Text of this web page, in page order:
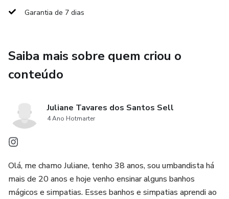
alcançar seus objetivos, seja prosperidade, harmonia no
🌿 Por que este e-book é para você?
Vivemos em um mundo repleto de energias, e muitas
desanimados. Este material foi criado para ajudar você a
restaurar o bem-estar, cultivar intenções positivas e criar
uma conexão mais profunda com sua espiritualidade.
🌟 Destaques do e-book:
Conteúdo prático e fácil de aplicar.
Garantia de 7 dias
Saiba mais sobre quem criou o
conteúdo
Juliane Tavares dos Santos Sell
4 Ano Hotmarter
Olá, me chamo Juliane, tenho 38 anos, sou umbandista há
mais de 20 anos e hoje venho ensinar alguns banhos
mágicos e simpatias. Esses banhos e simpatias aprendi ao